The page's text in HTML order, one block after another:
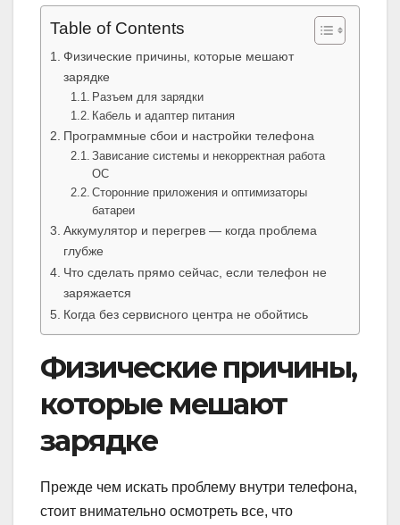
Table of Contents
Физические причины, которые мешают
зарядке
Разъем для зарядки
Кабель и адаптер питания
Программные сбои и настройки телефона
Зависание системы и некорректная работа
ОС
Сторонние приложения и оптимизаторы
батареи
Аккумулятор и перегрев — когда проблема
глубже
Что сделать прямо сейчас, если телефон не
заряжается
Когда без сервисного центра не обойтись
Физические причины,
которые мешают
зарядке
Прежде чем искать проблему внутри телефона,
стоит внимательно осмотреть все, что